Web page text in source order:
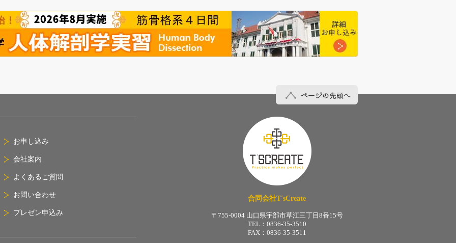
お申し込み
会社案内
よくあるご質問
お問い合わせ
プレゼン申込み
合同会社T'sCreate
〒755-0004 山口県宇部市草江三丁目8番15号
TEL：0836-35-3510
FAX：0836-35-3511